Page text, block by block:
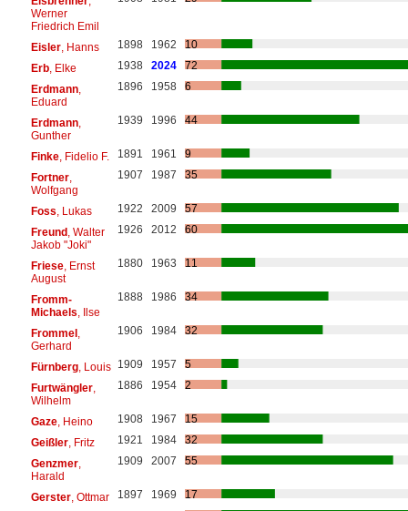
Werner
Friedrich Emil
Eisler, Hanns 1898 1962
10
Erb, Elke 1938 2024
72
Erdmann,
Eduard
1896 1958 6
Erdmann,
Gunther
1939 1996 44
Finke, Fidelio F. 1891 1961
9
Fortner,
Wolfgang
1907 1987 35
Foss , Lukas 1922 2009
57
Freund, Walter
Jakob "Joki"
1926 2012 60
Friese, Ernst
August
1880 1963 11
Fromm-
Michaels , Ilse
1888 1986 34
Frommel,
Gerhard
1906 1984 32
Fürnberg, Louis 1909 1957
5
Furtwängler,
Wilhelm
1886 1954 2
Gaze, Heino 1908 1967
15
Geißler, Fritz 1921 1984
32
Genzmer,
Harald
1909 2007 55
Gerster, Ottmar 1897 1969
17